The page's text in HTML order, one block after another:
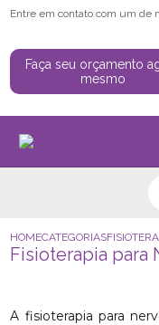
Entre em contato com um de
Faça seu orçamento
mesmo
HOMECATEGORIAS
Fisioterapia para
A fisioterapia para